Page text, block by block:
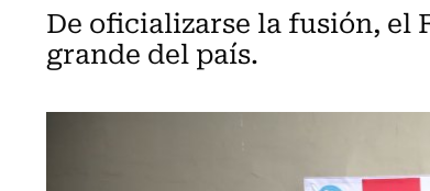
De oficializarse la fusión, el
grande del país.